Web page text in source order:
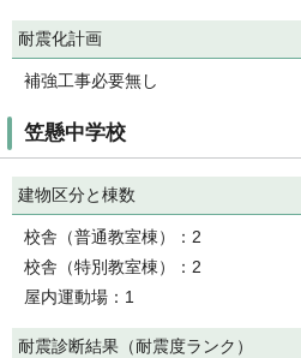
耐震化計画
補強工事必要無し
笠懸中学校
建物区分と棟数
校舎（普通教室棟）：2
校舎（特別教室棟）：2
屋内運動場：1
耐震診断結果（耐震度ランク）